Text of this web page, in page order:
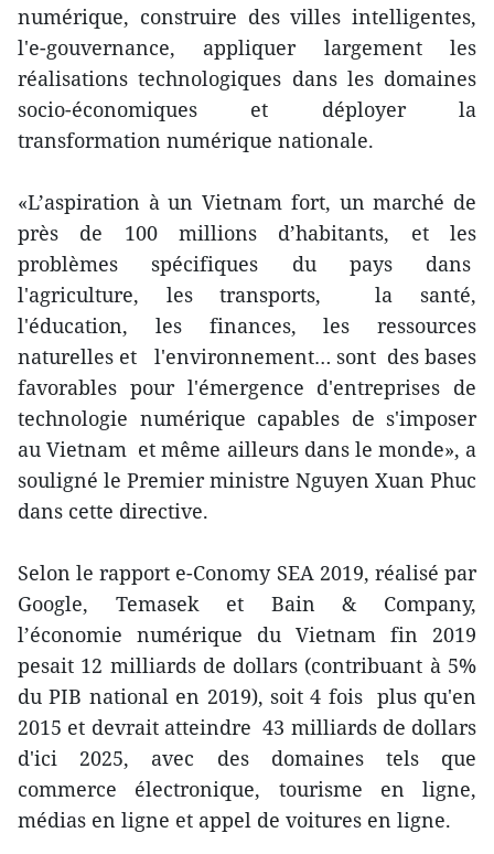
numérique, construire des villes intelligentes,
l'e-gouvernance, appliquer largement les
réalisations technologiques dans les domaines
socio-économiques et déployer la
transformation numérique nationale.
«L’aspiration à un Vietnam fort, un marché de
près de 100 millions d’habitants, et les
problèmes spécifiques du pays dans
l'agriculture, les transports, la santé,
l'éducation, les finances, les ressources
naturelles et l'environnement… sont des bases
favorables pour l'émergence d'entreprises de
technologie numérique capables de s'imposer
au Vietnam et même ailleurs dans le monde», a
souligné le Premier ministre Nguyen Xuan Phuc
dans cette directive.
Selon le rapport e-Conomy SEA 2019, réalisé par
Google, Temasek et Bain & Company,
l’économie numérique du Vietnam fin 2019
pesait 12 milliards de dollars (contribuant à 5%
du PIB national en 2019), soit 4 fois plus qu'en
2015 et devrait atteindre 43 milliards de dollars
d'ici 2025, avec des domaines tels que
commerce électronique, tourisme en ligne,
médias en ligne et appel de voitures en ligne.